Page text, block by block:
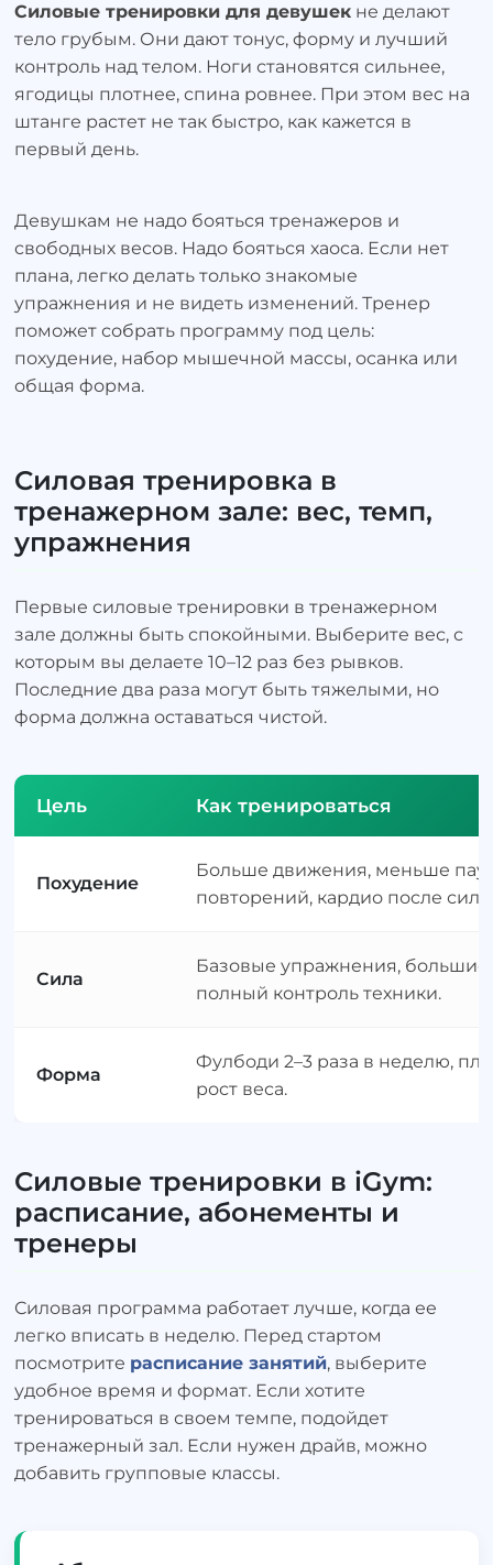
Силовые тренировки для девушек не делают
тело грубым. Они дают тонус, форму и лучший
контроль над телом. Ноги становятся сильнее,
ягодицы плотнее, спина ровнее. При этом вес на
штанге растет не так быстро, как кажется в
первый день.
Девушкам не надо бояться тренажеров и
свободных весов. Надо бояться хаоса. Если нет
плана, легко делать только знакомые
упражнения и не видеть изменений. Тренер
поможет собрать программу под цель:
похудение, набор мышечной массы, осанка или
общая форма.
Силовая тренировка в
тренажерном зале: вес, темп,
упражнения
Первые силовые тренировки в тренажерном
зале должны быть спокойными. Выберите вес, с
которым вы делаете 10–12 раз без рывков.
Последние два раза могут быть тяжелыми, но
форма должна оставаться чистой.
Цель Как тренироваться
Похудение
Больше движения, меньше пауз,
повторений, кардио после
Сила
Базовые упражнения, большие
полный контроль техники.
Форма
Фулбоди 2–3 раза в неделю,
рост веса.
Силовые тренировки в iGym:
расписание, абонементы и
тренеры
Силовая программа работает лучше, когда ее
легко вписать в неделю. Перед стартом
посмотрите расписание занятий, выберите
удобное время и формат. Если хотите
тренироваться в своем темпе, подойдет
тренажерный зал. Если нужен драйв, можно
добавить групповые классы.